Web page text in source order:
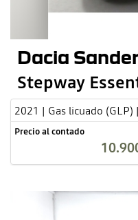
Dacia
Stepway
2021 | Gas licuado
Precio al contado